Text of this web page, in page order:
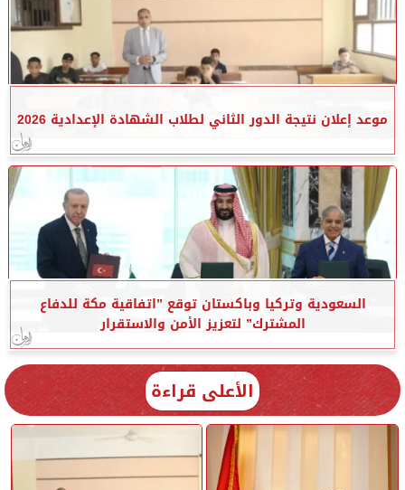
موعد إعلان نتيجة الدور الثاني لطلاب الشهادة الإعدادية 2026
السعودية وتركيا وباكستان توقع ”اتفاقية مكة للدفاع
المشترك” لتعزيز الأمن والاستقرار
الأعلى قراءة